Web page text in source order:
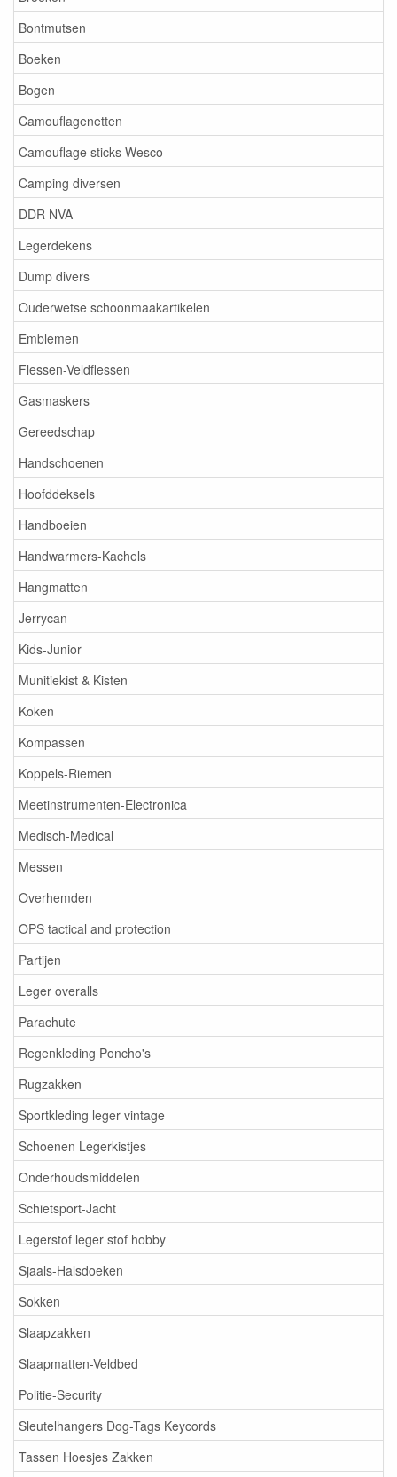
Bontmutsen
Boeken
Bogen
Camouflagenetten
Camouflage sticks Wesco
Camping diversen
DDR NVA
Legerdekens
Dump divers
Ouderwetse schoonmaakartikelen
Emblemen
Flessen-Veldflessen
Gasmaskers
Gereedschap
Handschoenen
Hoofddeksels
Handboeien
Handwarmers-Kachels
Hangmatten
Jerrycan
Kids-Junior
Munitiekist & Kisten
Koken
Kompassen
Koppels-Riemen
Meetinstrumenten-Electronica
Medisch-Medical
Messen
Overhemden
OPS tactical and protection
Partijen
Leger overalls
Parachute
Regenkleding Poncho's
Rugzakken
Sportkleding leger vintage
Schoenen Legerkistjes
Onderhoudsmiddelen
Schietsport-Jacht
Legerstof leger stof hobby
Sjaals-Halsdoeken
Sokken
Slaapzakken
Slaapmatten-Veldbed
Politie-Security
Sleutelhangers Dog-Tags Keycords
Tassen Hoesjes Zakken